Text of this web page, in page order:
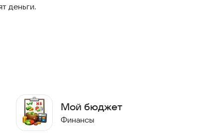
деньги.
расходов и наличности.
catalog/app/com.ipg.MyBudget
Мой бюджет
Финансы